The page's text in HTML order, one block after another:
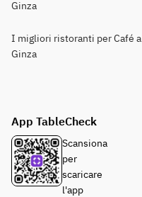
Ginza
I migliori ristoranti per Café a
Ginza
App TableCheck
Scansiona
per
scaricare
l'app